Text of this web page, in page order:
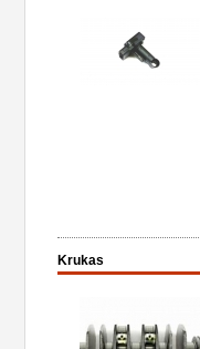
Krukas